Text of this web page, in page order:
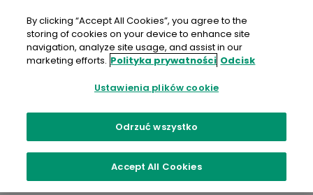
treści
Nic nie
znaleziono
By clicking “Accept All Cookies”, you agree to the
storing of cookies on your device to enhance site
navigation, analyze site usage, and assist in our
marketing efforts. Polityka prywatności Odcisk
Ustawienia plików cookie
Odrzuć wszystko
Accept All Cookies